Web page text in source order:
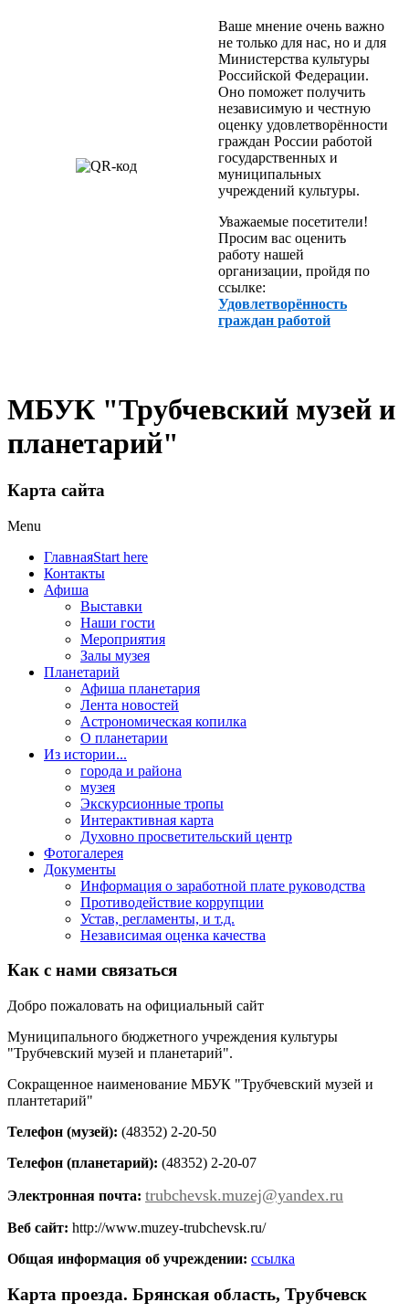
Ваше мнение очень важно
не только для нас, но и для
Министерства культуры
Российской Федерации.
Оно поможет получить
независимую и честную
оценку удовлетворённости
граждан России работой
государственных и
муниципальных
учреждений культуры.
Уважаемые посетители!
Просим вас оценить
работу нашей
организации, пройдя по
ссылке:
Удовлетворённость
граждан работой
МБУК "Трубчевский музей и
планетарий"
Карта сайта
Menu
ГлавнаяStart here
Контакты
Афиша
Выставки
Наши гости
Мероприятия
Залы музея
Планетарий
Афиша планетария
Лента новостей
Астрономическая копилка
О планетарии
Из истории...
города и района
музея
Экскурсионные тропы
Интерактивная карта
Духовно просветительский центр
Фотогалерея
Документы
Информация о заработной плате руководства
Противодействие коррупции
Устав, регламенты, и т.д.
Независимая оценка качества
Как с нами связаться
Добро пожаловать на официальный сайт
Муниципального бюджетного учреждения культуры
"Трубчевский музей и планетарий".
Сокращенное наименование МБУК "Трубчевский музей и
плантетарий"
Телефон (музей): (48352) 2-20-50
Телефон (планетарий): (48352) 2-20-07
Электронная почта: trubchevsk.muzej@yandex.ru
Веб сайт: http://www.muzey-trubchevsk.ru/
Общая информация об учреждении: ссылка
Карта проезда. Брянская область, Трубчевск